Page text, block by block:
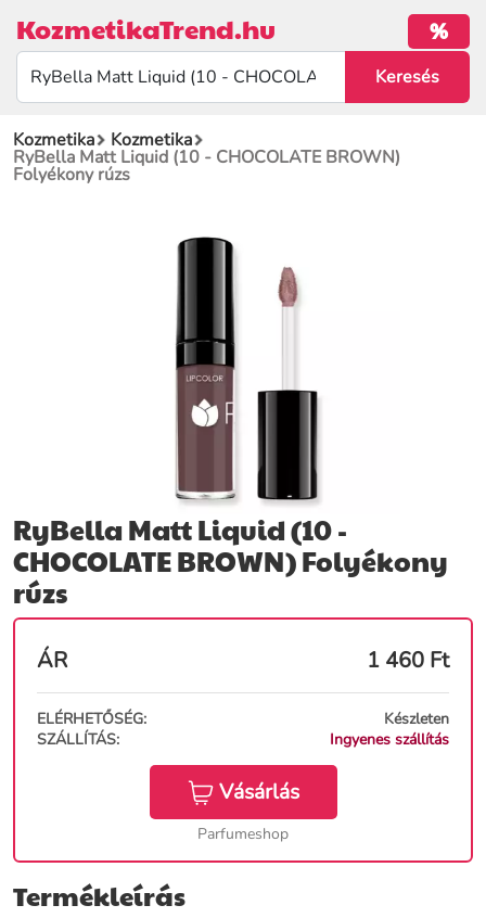
KozmetikaTrend.hu %
Kozmetika Kozmetika
RyBella Matt Liquid (10 - CHOCOLATE BROWN)
Folyékony rúzs
RyBella Matt Liquid (10 -
CHOCOLATE BROWN) Folyékony
rúzs
ÁR 1 460 Ft
ELÉRHETŐSÉG:
Készleten
SZÁLLÍTÁS:
Ingyenes szállítás
Vásárlás
Parfumeshop
Termékleírás